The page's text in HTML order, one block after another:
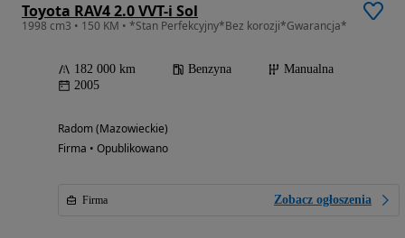
Toyota RAV4 2.0 VVT-i Sol
1998 cm3 • 150 KM • *Stan Perfekcyjny*Bez korozji*Gwarancja*
182 000 km Benzyna
Manualna
2005
Radom (Mazowieckie)
Firma • Opublikowano
Firma Zobacz ogłoszenia